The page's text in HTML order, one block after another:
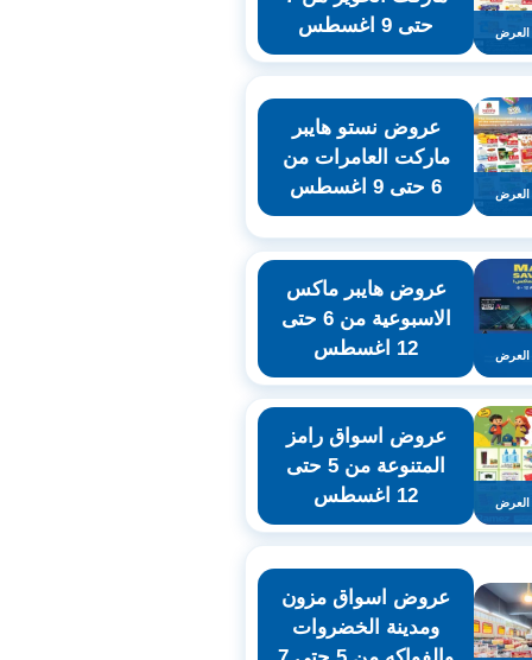
العرض
حتى 9 اغسطس
العرض
عروض نستو هايبر
ماركت العامرات من
6 حتى 9 اغسطس
العرض
عروض هايبر ماكس
الاسبوعية من 6 حتى
12 اغسطس
العرض
عروض اسواق رامز
المتنوعة من 5 حتى
12 اغسطس
عروض اسواق مزون
ومدينة الخضروات